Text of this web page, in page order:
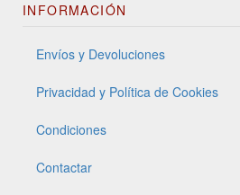
INFORMACIÓN
Envíos y Devoluciones
Privacidad y Política de Cookies
Condiciones
Contactar